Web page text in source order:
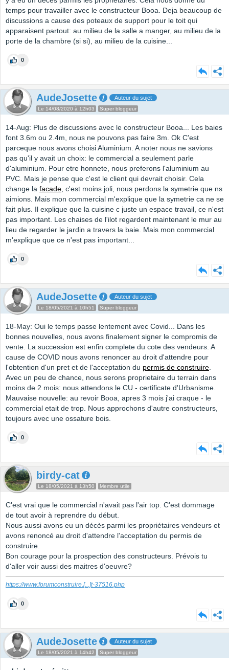
temps pour travailler avec le constructeur Booa. Deja beaucoup de
discussions a cause des poteaux de support pour le toit qui
apparaisent partout: au milieu de la salle a manger, au milieu de la
porte de la chambre (si si), au milieu de la cuisine...
0
AudeJosette Auteur du sujet
Le 14/08/2020 à 12h03 Super bloggeur
14-Aug: Plus de discussions avec le constructeur Booa... Les baies
font 3.6m ou 2.4m, nous ne pouvons pas faire 3m. Ok C'est
parceque nous avons choisi Aluminium. A noter nous ne savions
pas qu'il y avait un choix: le commercial a seulement parle
d'aluminium. Pour etre honnete, nous preferons l'aluminium au
PVC. Mais je pense que c'est le client qui devrait choisir. Cela
change la facade, c'est moins joli, nous perdons la symetrie que ns
aimions. Mais mon commercial m'explique que la symetrie ca ne se
fait plus. Il explique que la cuisine c juste un espace travail, ce n'est
pas important. Les chaises de l'ilot regardent maintenant le mur au
lieu de regarder le jardin a travers la baie. Mais mon commercial
m'explique que ce n'est pas important...
0
AudeJosette Auteur du sujet
Le 18/05/2021 à 10h51 Super bloggeur
18-May: Oui le temps passe lentement avec Covid... Dans les
bonnes nouvelles, nous avons finalement signer le compromis de
vente. La succession est enfin complete du cote des vendeurs. A
cause de COVID nous avons renoncer au droit d'attendre pour
l'obtention d'un pret et de l'acceptation du permis de construire.
Avec un peu de chance, nous serons proprietaire du terrain dans
moins de 2 mois: nous attendons le CU - certificate d'Urbanisme.
Mauvaise nouvelle: au revoir Booa, apres 3 mois j'ai craque - le
commercial etait de trop. Nous approchons d'autre constructeurs,
toujours avec une ossature bois.
0
birdy-cat
Le 18/05/2021 à 13h50 Membre utile
C'est vrai que le commercial n'avait pas l'air top. C'est dommage
de tout avoir à reprendre du début.
Nous aussi avons eu un décès parmi les propriétaires vendeurs et
avons renoncé au droit d'attendre l'acceptation du permis de
construire.
Bon courage pour la prospection des constructeurs. Prévois tu
d'aller voir aussi des maitres d'oeuvre?
https://www.forumconstruire.[...]t-37516.php
0
AudeJosette Auteur du sujet
Le 18/05/2021 à 14h42 Super bloggeur